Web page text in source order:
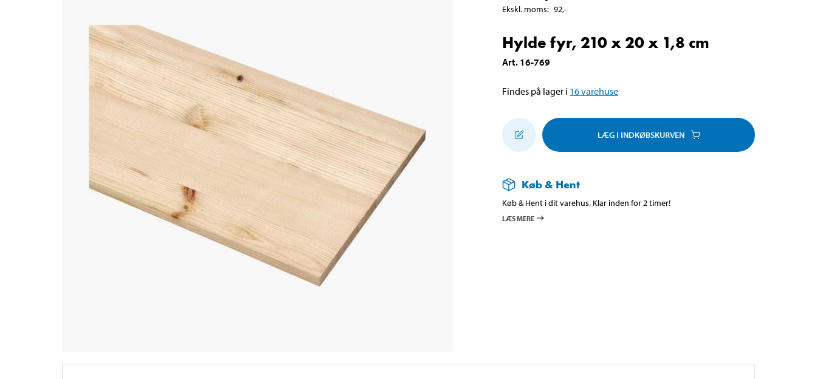
Ekskl. moms: 92,-
Hylde fyr, 210 x 20 x 1,8 cm
Art. 16-769
Findes på lager i 16varehuse
LÆG I INDKØBSKURVEN
Køb & Hent
Køb & Hent i dit varehus. Klar inden for 2 timer!
LÆS MERE